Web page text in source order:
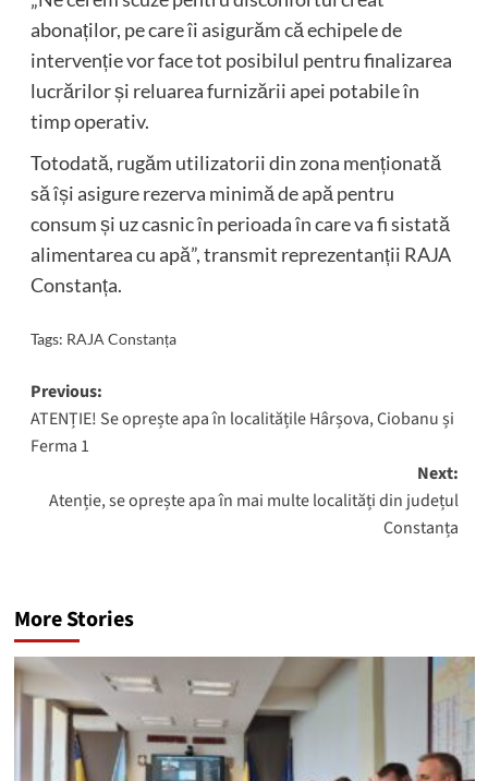
abonaților, pe care îi asigurăm că echipele de
intervenție vor face tot posibilul pentru finalizarea
lucrărilor și reluarea furnizării apei potabile în
timp operativ.
Totodată, rugăm utilizatorii din zona menționată
să își asigure rezerva minimă de apă pentru
consum și uz casnic în perioada în care va fi sistată
alimentarea cu apă”, transmit reprezentanții RAJA
Constanța.
Tags: RAJA Constanța
Post
navigation
Previous:
ATENȚIE! Se oprește apa în localitățile Hârșova, Ciobanu și
Ferma 1
Next:
Atenție, se oprește apa în mai multe localități din județul
Constanța
More Stories